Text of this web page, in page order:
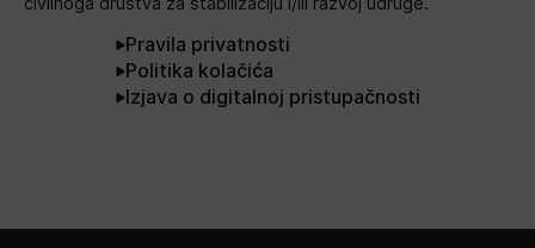
Pravila privatnosti
Politika kolačića
Izjava o digitalnoj pristupačnosti